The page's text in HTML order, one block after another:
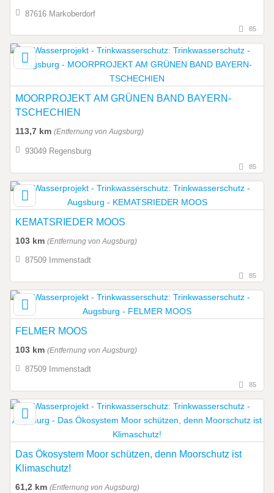
87616 Markoberdorf
85
MOORPROJEKT AM GRÜNEN BAND BAYERN-
TSCHECHIEN
113,7 km (Entfernung von Augsburg)
93049 Regensburg
85
KEMATSRIEDER MOOS
103 km (Entfernung von Augsburg)
87509 Immenstadt
85
FELMER MOOS
103 km (Entfernung von Augsburg)
87509 Immenstadt
85
Das Ökosystem Moor schützen, denn Moorschutz ist
Klimaschutz!
61,2 km (Entfernung von Augsburg)